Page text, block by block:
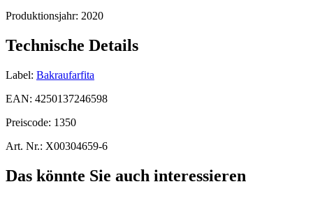
Produktionsjahr: 2020
Technische Details
Label: Bakraufarfita
EAN: 4250137246598
Preiscode: 1350
Art. Nr.: X00304659-6
Das könnte Sie auch interessieren